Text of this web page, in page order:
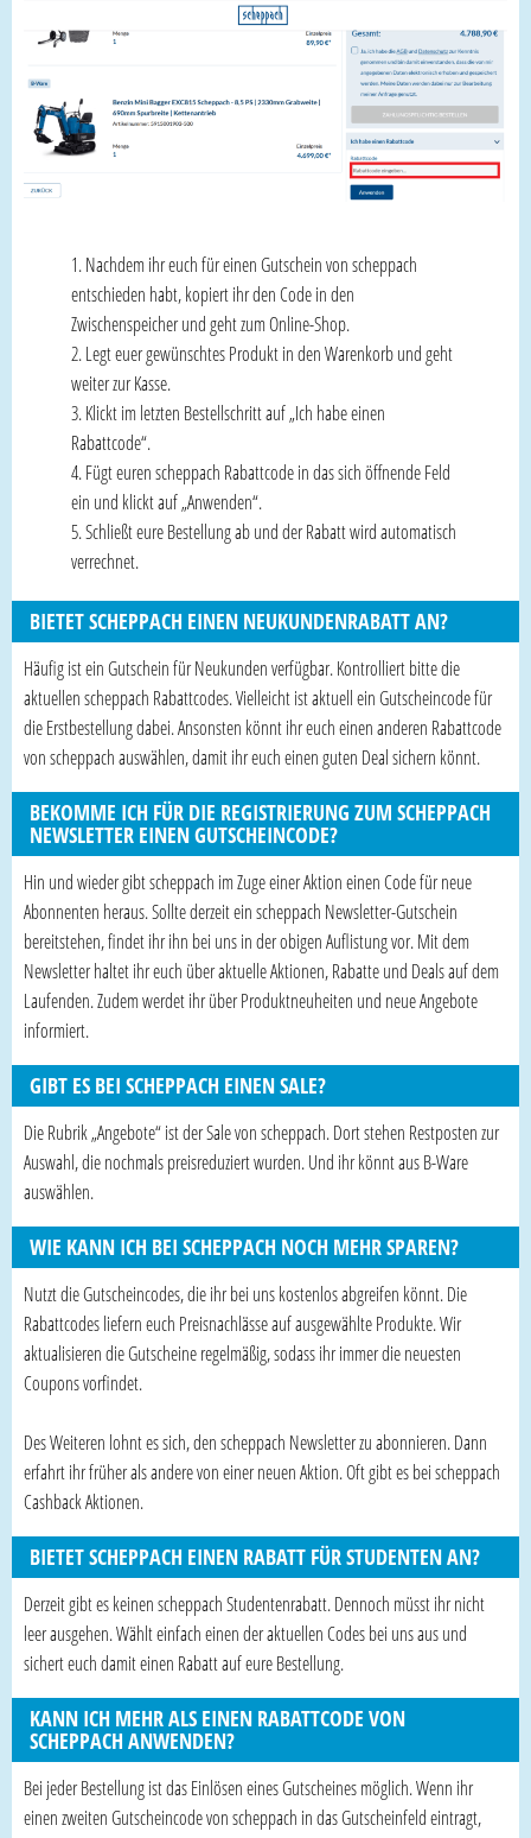
Nachdem ihr euch für einen Gutschein von scheppach
entschieden habt, kopiert ihr den Code in den
Zwischenspeicher und geht zum Online-Shop.
Legt euer gewünschtes Produkt in den Warenkorb und geht
weiter zur Kasse.
Klickt im letzten Bestellschritt auf „Ich habe einen
Rabattcode“.
Fügt euren scheppach Rabattcode in das sich öffnende Feld
ein und klickt auf „Anwenden“.
Schließt eure Bestellung ab und der Rabatt wird automatisch
verrechnet.
BIETET SCHEPPACH EINEN NEUKUNDENRABATT AN?
Häufig ist ein Gutschein für Neukunden verfügbar. Kontrolliert bitte die
aktuellen scheppach Rabattcodes. Vielleicht ist aktuell ein Gutscheincode für
die Erstbestellung dabei. Ansonsten könnt ihr euch einen anderen Rabattcode
von scheppach auswählen, damit ihr euch einen guten Deal sichern könnt.
BEKOMME ICH FÜR DIE REGISTRIERUNG ZUM SCHEPPACH
NEWSLETTER EINEN GUTSCHEINCODE?
Hin und wieder gibt scheppach im Zuge einer Aktion einen Code für neue
Abonnenten heraus. Sollte derzeit ein scheppach Newsletter-Gutschein
bereitstehen, findet ihr ihn bei uns in der obigen Auflistung vor. Mit dem
Newsletter haltet ihr euch über aktuelle Aktionen, Rabatte und Deals auf dem
Laufenden. Zudem werdet ihr über Produktneuheiten und neue Angebote
informiert.
GIBT ES BEI SCHEPPACH EINEN SALE?
Die Rubrik „Angebote“ ist der Sale von scheppach. Dort stehen Restposten zur
Auswahl, die nochmals preisreduziert wurden. Und ihr könnt aus B-Ware
auswählen.
WIE KANN ICH BEI SCHEPPACH NOCH MEHR SPAREN?
Nutzt die Gutscheincodes, die ihr bei uns kostenlos abgreifen könnt. Die
Rabattcodes liefern euch Preisnachlässe auf ausgewählte Produkte. Wir
aktualisieren die Gutscheine regelmäßig, sodass ihr immer die neuesten
Coupons vorfindet.
Des Weiteren lohnt es sich, den scheppach Newsletter zu abonnieren. Dann
erfahrt ihr früher als andere von einer neuen Aktion. Oft gibt es bei scheppach
Cashback Aktionen.
BIETET SCHEPPACH EINEN RABATT FÜR STUDENTEN AN?
Derzeit gibt es keinen scheppach Studentenrabatt. Dennoch müsst ihr nicht
leer ausgehen. Wählt einfach einen der aktuellen Codes bei uns aus und
sichert euch damit einen Rabatt auf eure Bestellung.
KANN ICH MEHR ALS EINEN RABATTCODE VON
SCHEPPACH ANWENDEN?
Bei jeder Bestellung ist das Einlösen eines Gutscheines möglich. Wenn ihr
einen zweiten Gutscheincode von scheppach in das Gutscheinfeld eintragt,